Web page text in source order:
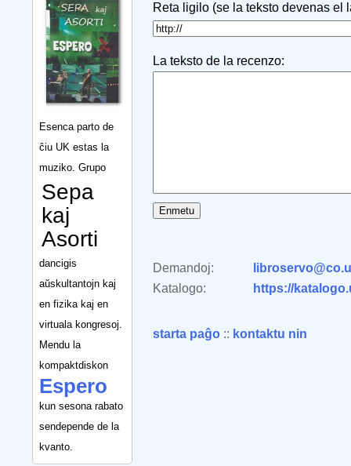
Esenca parto de
ĉiu UK estas la
muziko. Grupo
Sepa
kaj
Asorti
dancigis
aŭskultantojn kaj
en fizika kaj en
virtuala kongresoj.
Mendu la
kompaktdiskon
Espero
kun sesona rabato
sendepende de la
kvanto.
Reta ligilo (se la teksto devenas el
La teksto de la recenzo:
Demandoj:
Katalogo:
https://
starta paĝo :: kontaktu nin